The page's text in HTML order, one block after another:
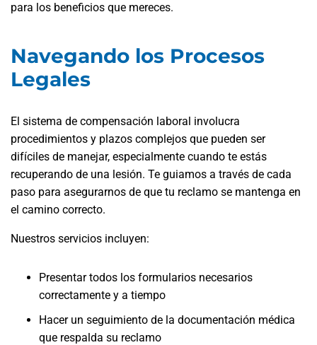
para los beneficios que mereces.
Navegando los Procesos
Legales
El sistema de compensación laboral involucra
procedimientos y plazos complejos que pueden ser
difíciles de manejar, especialmente cuando te estás
recuperando de una lesión. Te guiamos a través de cada
paso para asegurarnos de que tu reclamo se mantenga en
el camino correcto.
Nuestros servicios incluyen:
Presentar todos los formularios necesarios
correctamente y a tiempo
Hacer un seguimiento de la documentación médica
que respalda su reclamo